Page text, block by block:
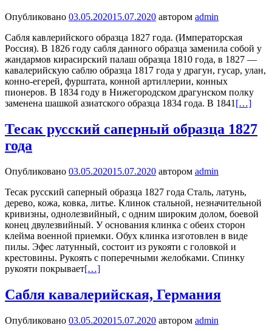
Опубликовано 03.05.202015.07.2020 автором admin
Сабля кавлерийского образца 1827 года. (Императорская
Россия). В 1826 году сабля данного образца заменила собой у
жандармов кирасирский палаш образца 1810 года, в 1827 —
кавалерийскую саблю образца 1817 года у драгун, гусар, улан,
конно-егерей, фурштата, конной артиллерии, конных
пионеров. В 1834 году в Нижегородском драгунском полку
заменена шашкой азиатского образца 1834 года. В 1841 […]
Тесак русский саперный образца 1827
года
Опубликовано 03.05.202015.07.2020 автором admin
Тесак русский саперный образца 1827 года Сталь, латунь,
дерево, кожа, ковка, литье. Клинок стальной, незначительной
кривизны, однолезвийный, с одним широким долом, боевой
конец двулезвийный. У основания клинка с обеих сторон
клейма военной приемки. Обух клинка изготовлен в виде
пилы. Эфес латунный, состоит из рукояти с головкой и
крестовины. Рукоять с поперечными желобками. Спинку
рукояти покрывает[…]
Сабля кавалерийская, Германия
Опубликовано 03.05.202015.07.2020 автором admin